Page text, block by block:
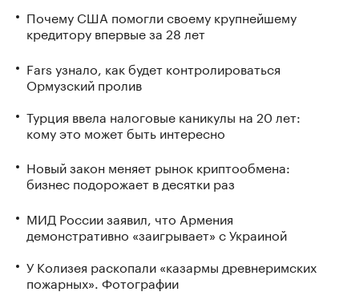
Почему США помогли своему крупнейшему
кредитору впервые за 28 лет
Fars узнало, как будет контролироваться
Ормузский пролив
Турция ввела налоговые каникулы на 20 лет:
кому это может быть интересно
Новый закон меняет рынок криптообмена:
бизнес подорожает в десятки раз
МИД России заявил, что Армения
демонстративно «заигрывает» с Украиной
У Колизея раскопали «казармы древнеримских
пожарных». Фотографии